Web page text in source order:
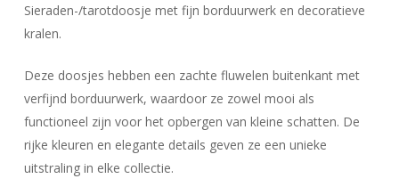
Sieraden-/tarotdoosje met fijn borduurwerk en decoratieve
kralen.
Deze doosjes hebben een zachte fluwelen buitenkant met
verfijnd borduurwerk, waardoor ze zowel mooi als
functioneel zijn voor het opbergen van kleine schatten. De
rijke kleuren en elegante details geven ze een unieke
uitstraling in elke collectie.